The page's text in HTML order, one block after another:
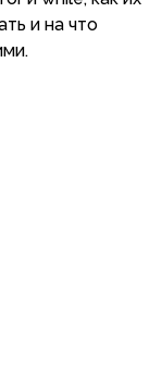
и на что